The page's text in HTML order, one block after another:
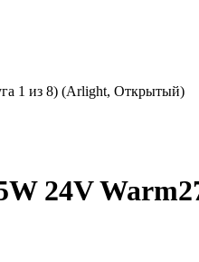
1 из 8) (Arlight, Открытый)
24V